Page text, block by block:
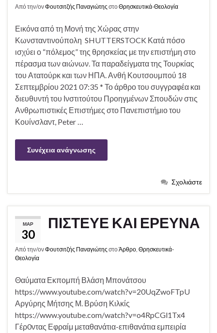
Από την/ονΦουτσιτζής Παναγιώτης στοΘρησκευτικά-Θεολογία
Εικόνα από τη Μονή της Χώρας στην
Κωνσταντινούπολη SHUTTERSTOCK Κατά πόσο
ισχύει ο “πόλεμος” της θρησκείας με την επιστήμη στο
πέρασμα των αιώνων. Τα παραδείγματα της Τουρκίας
του Ατατούρκ και των ΗΠΑ. Ανθή Κουτσουμπού 18
Σεπτεμβρίου 2021 07:35 * Το άρθρο του συγγραφέα και
διευθυντή του Ινστιτούτου Προηγμένων Σπουδών στις
Ανθρωπιστικές Επιστήμες στο Πανεπιστήμιο του
Κουίνσλαντ, Peter …
Συνέχεια ανάγνωσης
Σχολιάστε
ΜΑΡ
30
ΠΙΣΤΕΥΕ ΚΑΙ ΕΡΕΥΝΑ
Από την/ονΦουτσιτζής Παναγιώτης στοΆρθρο, Θρησκευτικά-
Θεολογία
Θαύματα Εκπομπή Βλάση Μπονάτσου
https://www.youtube.com/watch?v=20UqZwoFTpU
Αργύρης Μήτσης Μ. Βρύση Κιλκίς
https://www.youtube.com/watch?v=o4RpCGl1Tx4
Γέρ0ντας Εφραίμ μεταθανάτια-επιθανάτια εμπειρία